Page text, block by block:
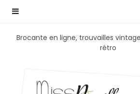
Brocante en ligne, trouvailles
rétro